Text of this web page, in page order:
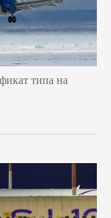
типа на